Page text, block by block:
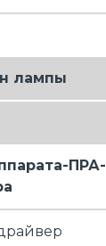
лампы
ПРА-